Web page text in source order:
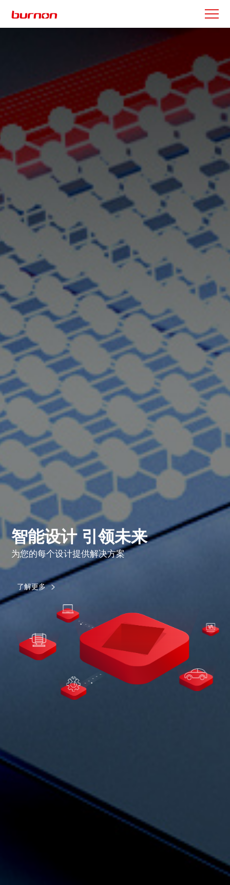
智能设计 引领未来
为您的每个设计提供解决方案
了解更多